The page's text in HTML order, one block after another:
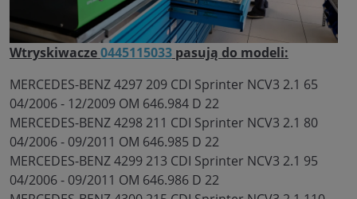
Wtryskiwacze0445115033 pasują do modeli:
MERCEDES-BENZ 4297 209 CDI Sprinter NCV3 2.1 65
04/2006 - 12/2009 OM 646.984 D 22
MERCEDES-BENZ 4298 211 CDI Sprinter NCV3 2.1 80
04/2006 - 09/2011 OM 646.985 D 22
MERCEDES-BENZ 4299 213 CDI Sprinter NCV3 2.1 95
04/2006 - 09/2011 OM 646.986 D 22